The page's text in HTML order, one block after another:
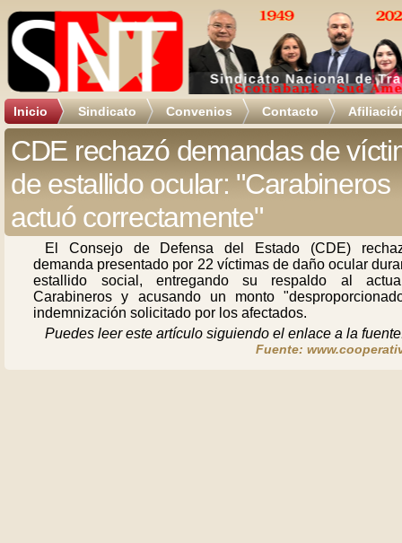
Inicio Sindicato Convenios Contacto
CDE rechazó demandas de
de estallido ocular: "Carabineros
actuó correctamente"
El Consejo de Defensa del Estado (CDE)
demanda presentado por 22 víctimas de daño ocular
estallido social, entregando su respaldo al
Carabineros y acusando un monto
indemnización solicitado por los afectados.
Puedes leer este artículo siguiendo el enlace a la
Fuente: